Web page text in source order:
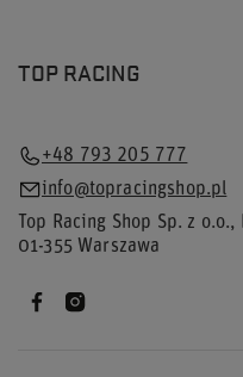
TOP RACING
+48 793 205 777
info@topracingshop.pl
Top Racing Shop Sp. z o.o.,
01-355Warszawa